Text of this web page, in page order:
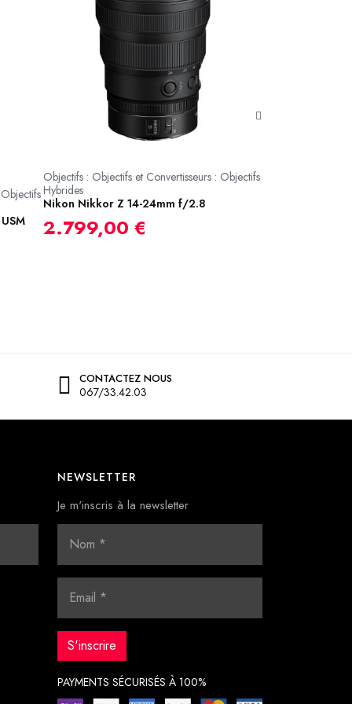
Objectifs : Objectifs et Convertisseurs : Objectifs
Hybrides
Nikon Nikkor Z 14-24mm f/2.8
2.799,00 €
CONTACTEZ NOUS
067/33.42.03
NEWSLETTER
Je m'inscris à la newsletter
PAYMENTS SÉCURISÉS À 100%